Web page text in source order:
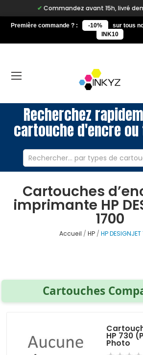
Commandez avant 15h, livré demain.
Première commande ? : -10%
sur tous
INK10
Recherchez
cartouche d'encre
Cartouches
imprimante HP
1700
Accueil HP HP DESIGNJET
Cartouches
HP 730
Photo